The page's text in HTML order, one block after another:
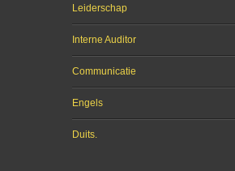
Leiderschap
Interne Auditor
Communicatie
Engels
Duits.